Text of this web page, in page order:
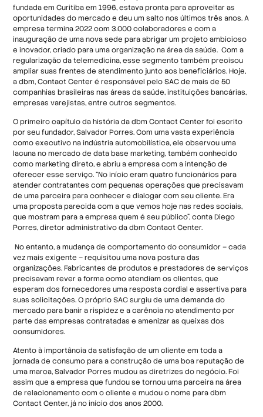
fundada em Curitiba em 1996, estava pronta para aproveitar as
oportunidades do mercado e deu um salto nos últimos três anos. A
empresa termina 2022 com 3.000 colaboradores e com a
inauguração de uma nova sede para abrigar um projeto ambicioso
e inovador, criado para uma organização na área da saúde. Com a
regularização da telemedicina, esse segmento também precisou
ampliar suas frentes de atendimento junto aos beneficiários. Hoje,
a dbm, Contact Center é responsável pelo SAC de mais de 50
companhias brasileiras nas áreas da saúde, instituições bancárias,
empresas varejistas, entre outros segmentos.
O primeiro capítulo da história da dbm Contact Center foi escrito
por seu fundador, Salvador Porres. Com uma vasta experiência
como executivo na indústria automobilística, ele observou uma
lacuna no mercado de data base marketing, também conhecido
como marketing direto, e abriu a empresa com a intenção de
oferecer esse serviço. “No início eram quatro funcionários para
atender contratantes com pequenas operações que precisavam
de uma parceira para conhecer e dialogar com seu cliente. Era
uma proposta parecida com a que vemos hoje nas redes sociais,
que mostram para a empresa quem é seu público”, conta Diego
Porres, diretor administrativo da dbm Contact Center.
No entanto, a mudança de comportamento do consumidor – cada
vez mais exigente – requisitou uma nova postura das
organizações. Fabricantes de produtos e prestadores de serviços
precisavam rever a forma como atendiam os clientes, que
esperam dos fornecedores uma resposta cordial e assertiva para
suas solicitações. O próprio SAC surgiu de uma demanda do
mercado para banir a rispidez e a carência no atendimento por
parte das empresas contratadas e amenizar as queixas dos
consumidores.
Atento à importância da satisfação de um cliente em toda a
jornada de consumo para a construção de uma boa reputação de
uma marca, Salvador Porres mudou as diretrizes do negócio. Foi
assim que a empresa que fundou se tornou uma parceira na área
de relacionamento com o cliente e mudou o nome para dbm
Contact Center, já no início dos anos 2000.